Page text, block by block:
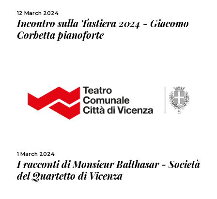
12 March 2024
Incontro sulla Tastiera 2024 - Giacomo
Corbetta pianoforte
1 March 2024
I racconti di Monsieur Balthasar - Società
del Quartetto di Vicenza
MORE